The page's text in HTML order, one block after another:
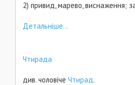
2) привид, марево, виснаження;
Детальніше...
Чтирада
див. чоловіче Чтирад.